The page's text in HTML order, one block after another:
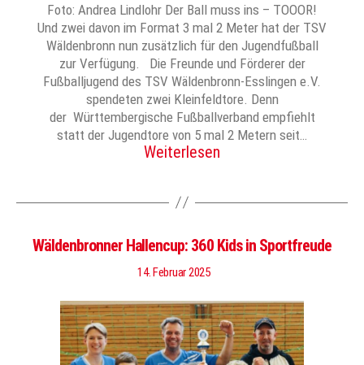
Foto: Andrea Lindlohr Der Ball muss ins – TOOOR!
Und zwei davon im Format 3 mal 2 Meter hat der TSV
Wäldenbronn nun zusätzlich für den Jugendfußball
zur Verfügung. Die Freunde und Förderer der
Fußballjugend des TSV Wäldenbronn-Esslingen e.V.
spendeten zwei Kleinfeldtore. Denn
der Württembergische Fußballverband empfiehlt
statt der Jugendtore von 5 mal 2 Metern seit…
Weiterlesen
Wäldenbronner Hallencup: 360 Kids in Sportfreude
14. Februar 2025